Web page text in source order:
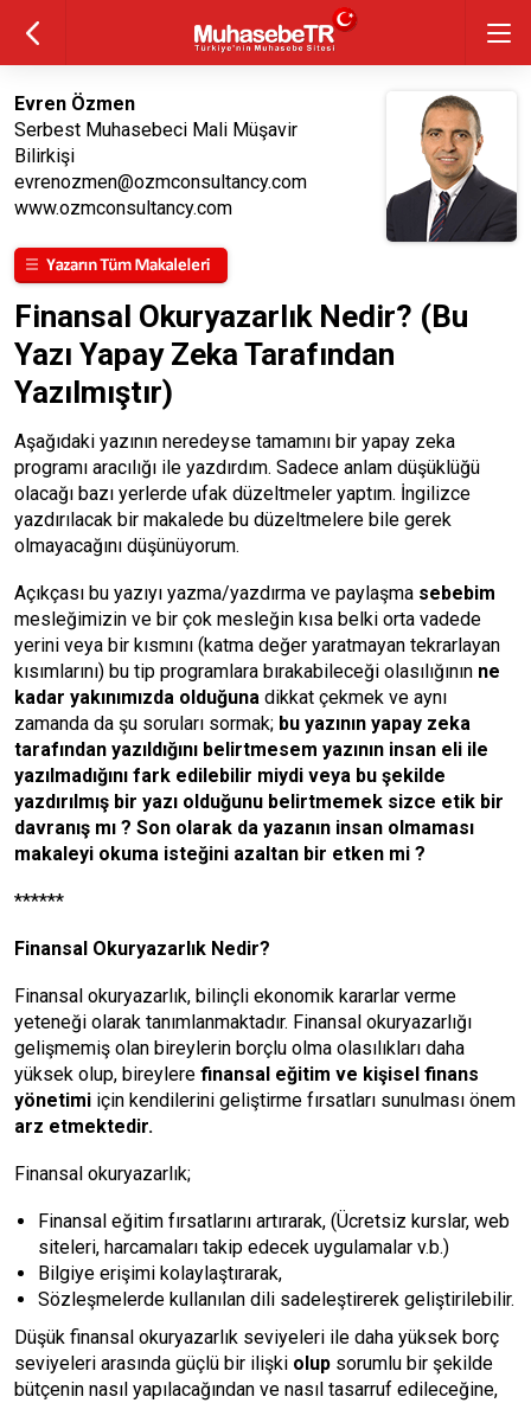
Evren Özmen
Serbest Muhasebeci Mali Müşavir
Bilirkişi
evrenozmen@ozmconsultancy.com
www.ozmconsultancy.com
Finansal Okuryazarlık Nedir? (Bu
Yazı Yapay Zeka Tarafından
Yazılmıştır)
Aşağıdaki yazının neredeyse tamamını bir yapay zeka
programı aracılığı ile yazdırdım. Sadece anlam düşüklüğü
olacağı bazı yerlerde ufak düzeltmeler yaptım. İngilizce
yazdırılacak bir makalede bu düzeltmelere bile gerek
olmayacağını düşünüyorum.
Açıkçası bu yazıyı yazma/yazdırma ve paylaşma sebebim
mesleğimizin ve bir çok mesleğin kısa belki orta vadede
yerini veya bir kısmını (katma değer yaratmayan tekrarlayan
kısımlarını) bu tip programlara bırakabileceği olasılığının ne
kadar yakınımızda olduğuna dikkat çekmek ve aynı
zamanda da şu soruları sormak; bu yazının yapay zeka
tarafından yazıldığını belirtmesem yazının insan eli ile
yazılmadığını fark edilebilir miydi veya bu şekilde
yazdırılmış bir yazı olduğunu belirtmemek sizce etik bir
davranış mı ? Son olarak da yazanın insan olmaması
makaleyi okuma isteğini azaltan bir etken mi ?
******
Finansal Okuryazarlık Nedir?
Finansal okuryazarlık, bilinçli ekonomik kararlar verme
yeteneği olarak tanımlanmaktadır. Finansal okuryazarlığı
gelişmemiş olan bireylerin borçlu olma olasılıkları daha
yüksek olup, bireylere finansal eğitim ve kişisel finans
yönetimi için kendilerini geliştirme fırsatları sunulması önem
arz etmektedir.
Finansal okuryazarlık;
Finansal eğitim fırsatlarını artırarak, (Ücretsiz kurslar, web
siteleri, harcamaları takip edecek uygulamalar v.b.)
Bilgiye erişimi kolaylaştırarak,
Sözleşmelerde kullanılan dili sadeleştirerek geliştirilebilir.
Düşük finansal okuryazarlık seviyeleri ile daha yüksek borç
seviyeleri arasında güçlü bir ilişki olup sorumlu bir şekilde
bütçenin nasıl yapılacağından ve nasıl tasarruf edileceğine,